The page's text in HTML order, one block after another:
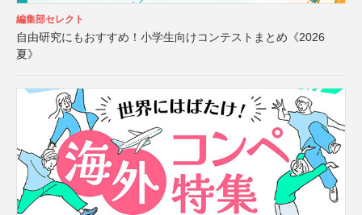
編集部セレクト
自由研究にもおすすめ！小学生向けコンテストまとめ《2026
夏》